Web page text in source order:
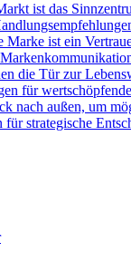
ist das
ist ein
die Tür zur
für
nach außen, um
strategische